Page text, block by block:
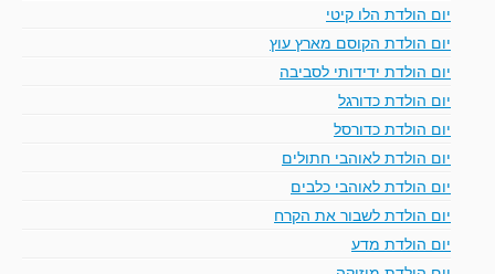
יום הולדת הלו קיטי
יום הולדת הקוסם מארץ עוץ
יום הולדת ידידותי לסביבה
יום הולדת כדורגל
יום הולדת כדורסל
יום הולדת לאוהבי חתולים
יום הולדת לאוהבי כלבים
יום הולדת לשבור את הקרח
יום הולדת מדע